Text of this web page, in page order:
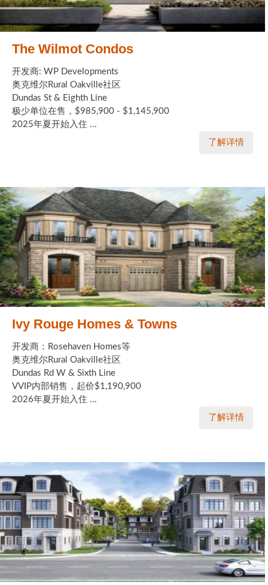
The Wilmot Condos
开发商: WP Developments
奥克维尔Rural Oakville社区
Dundas St & Eighth Line
极少单位在售，$985,900 - $1,145,900
2025年夏开始入住 ...
了解详情
Ivy Rouge Homes & Towns
开发商：Rosehaven Homes等
奥克维尔Rural Oakville社区
Dundas Rd W & Sixth Line
VVIP内部销售，起价$1,190,900
2026年夏开始入住 ...
了解详情